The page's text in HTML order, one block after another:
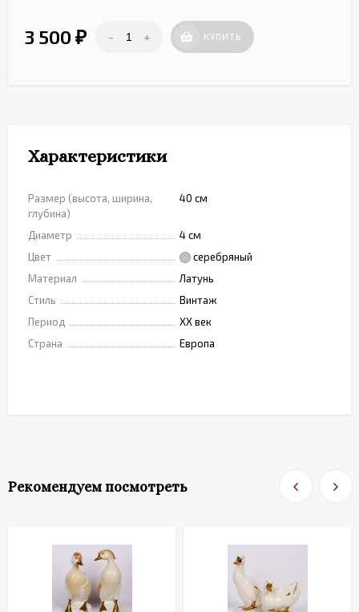
3 500 ₽ - + КУПИТЬ
Характеристики
Размер (высота, ширина,
глубина)
40 см
Диаметр
4 см
Цвет
серебряный
Материал
Латунь
Стиль
Винтаж
Период
XX век
Страна
Европа
Рекомендуем посмотреть